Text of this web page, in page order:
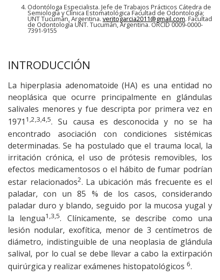
Odontóloga Especialista. Jefe de Trabajos Prácticos Cátedra de
Semiología y Clínica Estomatológica Facultad de Odontología;
UNT Tucumán, Argentina. veritogarcia2011@gmail.com. Facultad
de Odontología UNT. Tucumán, Argentina. ORCID 0009-0000-
7391-9155
INTRODUCCIÓN
La hiperplasia adenomatoide (HA) es una entidad no
neoplásica que ocurre principalmente en glándulas
salivales menores y fue descripta por primera vez en
1971 1,2,3,4,5. Su causa es desconocida y no se ha
encontrado asociación con condiciones sistémicas
determinadas. Se ha postulado que el trauma local, la
irritación crónica, el uso de prótesis removibles, los
efectos medicamentosos o el hábito de fumar podrían
estar relacionados2. La ubicación más frecuente es el
paladar, con un 85 % de los casos, considerando
paladar duro y blando, seguido por la mucosa yugal y
la lengua1,3,5. Clínicamente, se describe como una
lesión nodular, exofítica, menor de 3 centímetros de
diámetro, indistinguible de una neoplasia de glándula
salival, por lo cual se debe llevar a cabo la extirpación
quirúrgica y realizar exámenes histopatológicos 6.